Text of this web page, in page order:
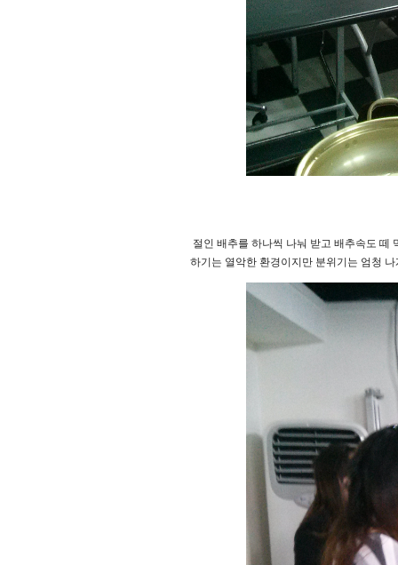
절인 배추를 하나씩 나눠 받고 배추속도 떼
하기는 열악한 환경이지만 분위기는 엄청